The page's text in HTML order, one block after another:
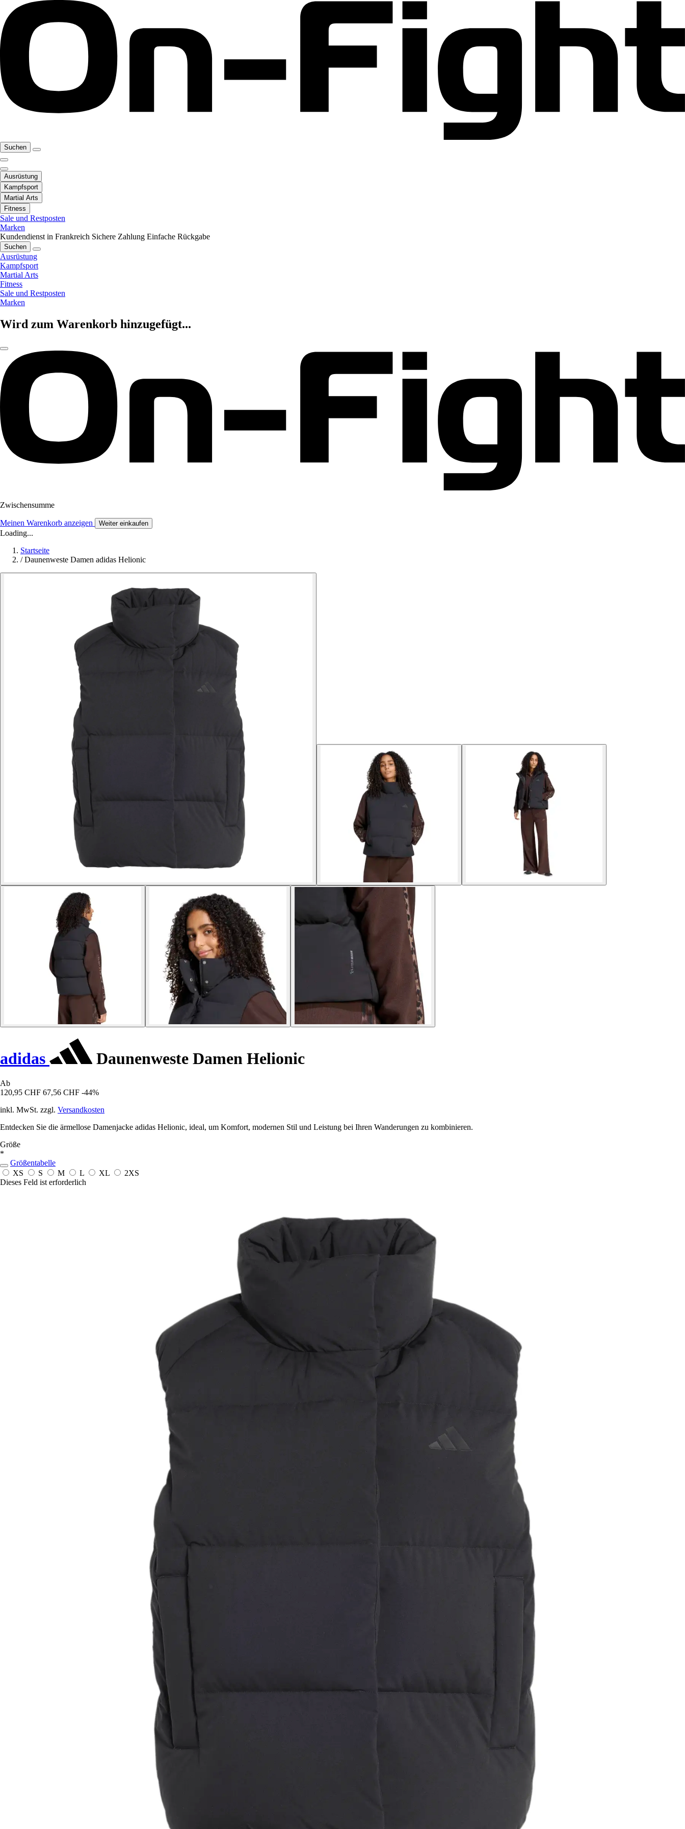
Suchen
Ausrüstung
Kampfsport
Martial Arts
Fitness
Sale und Restposten
Marken
Kundendienst in Frankreich Sichere Zahlung Einfache Rückgabe
Suchen
Ausrüstung
Kampfsport
Martial Arts
Fitness
Sale und Restposten
Marken
Wird zum Warenkorb hinzugefügt...
Zwischensumme
Meinen Warenkorb anzeigen Weiter einkaufen
Loading...
Startseite
/ Daunenweste Damen adidas Helionic
adidas Daunenweste Damen Helionic
Ab
120,95 CHF 67,56 CHF -44%
inkl. MwSt. zzgl. Versandkosten
Entdecken Sie die ärmellose Damenjacke adidas Helionic, ideal, um Komfort, modernen Stil und Leistung bei Ihren Wanderungen zu kombinieren.
Größe
*
Größentabelle
XS
S M L XL
2XS
Dieses Feld ist erforderlich